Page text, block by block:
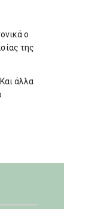
ο
της
άλλα